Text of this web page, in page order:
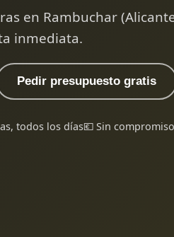
en Rambuchar
inmediata.
Pedir presupuesto gratis
todos los días💶 Sin compromiso